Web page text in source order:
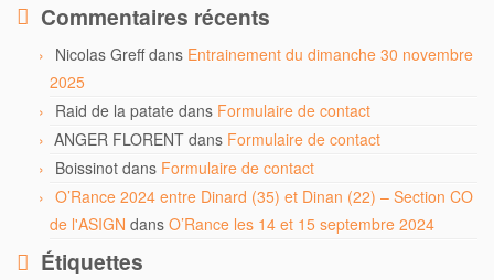
Commentaires récents
Nicolas Greffdans Entrainement du dimanche 30 novembre
2025
Raid de la patate dans Formulaire de contact
ANGER FLORENT dans Formulaire de contact
Boissinot dans Formulaire de contact
O’Rance 2024 entre Dinard (35) et Dinan (22) – Section CO
de l'ASIGN dans O’Rance les 14 et 15 septembre 2024
Étiquettes